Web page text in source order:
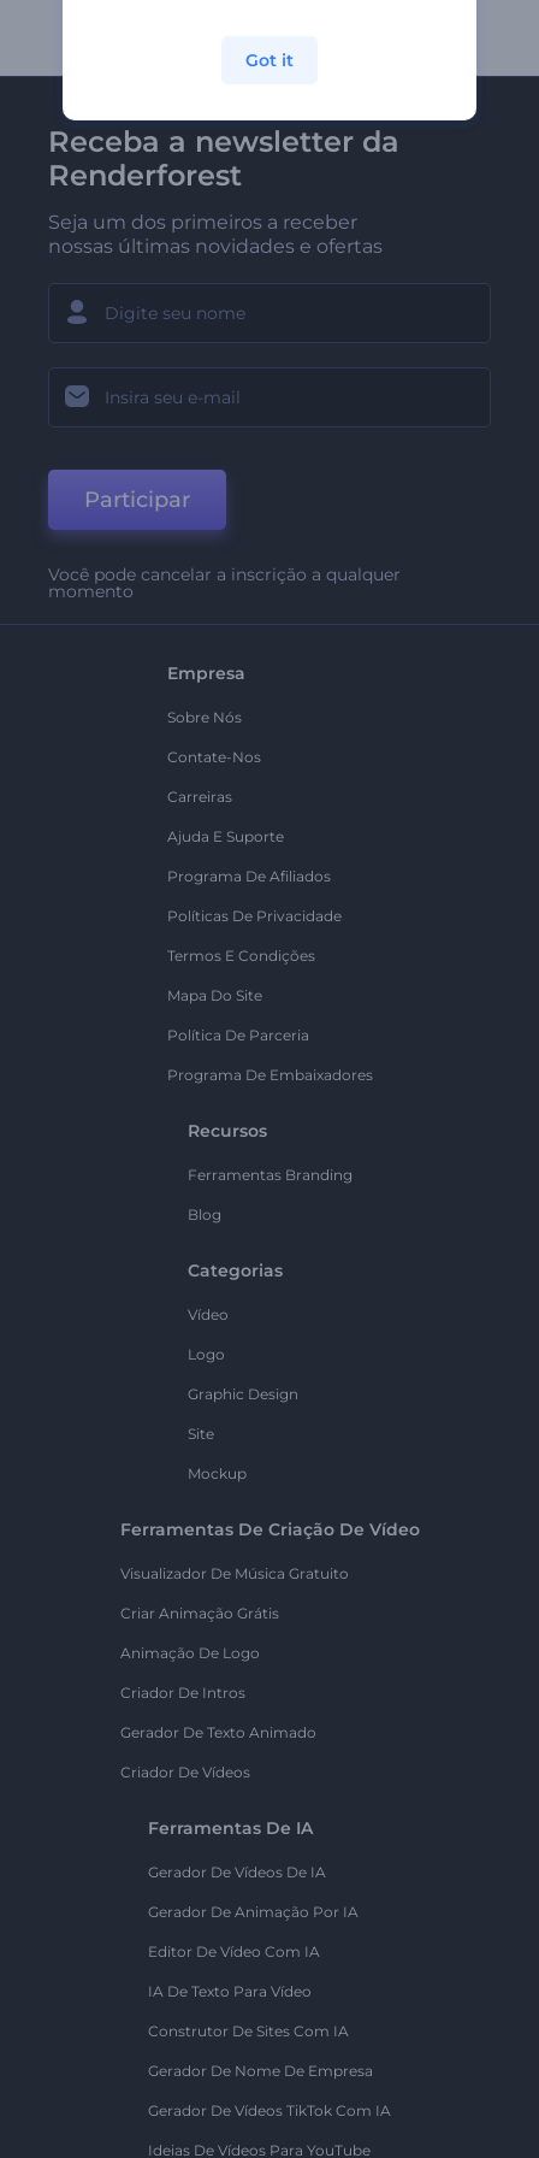
Receba a newsletter da
Renderforest
Seja um dos primeiros a receber
nossas últimas novidades e ofertas
Participar
Você pode cancelar a inscrição a qualquer
momento
Empresa
Sobre Nós
Contate-Nos
Carreiras
Ajuda E Suporte
Programa De Afiliados
Políticas De Privacidade
Termos E Condições
Mapa Do Site
Política De Parceria
Programa De Embaixadores
Recursos
Ferramentas Branding
Blog
Categorias
Vídeo
Logo
Graphic Design
Site
Mockup
Ferramentas De Criação De Vídeo
Visualizador De Música Gratuito
Criar Animação Grátis
Animação De Logo
Criador De Intros
Gerador De Texto Animado
Criador De Vídeos
Ferramentas De IA
Gerador De Vídeos De IA
Gerador De Animação Por IA
Editor De Vídeo Com IA
IA De Texto Para Vídeo
Construtor De Sites Com IA
Gerador De Nome De Empresa
Gerador De Vídeos TikTok Com IA
Ideias De Vídeos Para YouTube
Got it